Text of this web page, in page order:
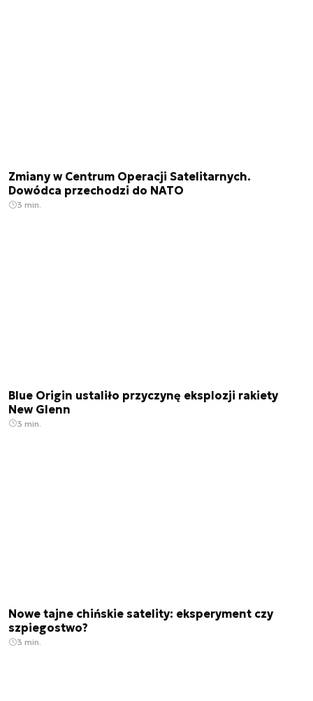
Zmiany w Centrum Operacji Satelitarnych.
Dowódca przechodzi do NATO
3 min.
Blue Origin ustaliło przyczynę eksplozji rakiety
New Glenn
3 min.
Nowe tajne chińskie satelity: eksperyment czy
szpiegostwo?
3 min.